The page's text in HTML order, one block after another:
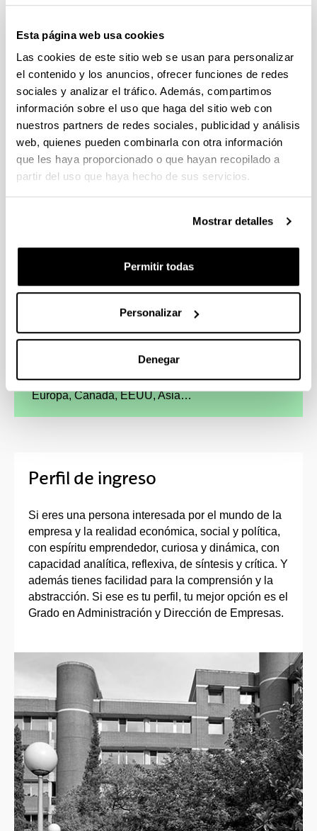
Esta página web usa cookies
Las cookies de este sitio web se usan para personalizar
el contenido y los anuncios, ofrecer funciones de redes
sociales y analizar el tráfico. Además, compartimos
información sobre el uso que haga del sitio web con
nuestros partners de redes sociales, publicidad y análisis
web, quienes pueden combinarla con otra información
que les haya proporcionado o que hayan recopilado a
partir del uso que haya hecho de sus servicios.
Mostrar detalles
Permitir todas
Personalizar
Denegar
4 razones para elegir este grado
empresas y en instituciones públicas y privadas
Tendrás hasta 6 itinerarios para poder
especializarte en el ámbito que más te interese
Prácticas externas en importantes
organizaciones e instituciones
Tendrás la oportunidad de completar tu
formación con estancias en universidades de
Europa, Canadá, EEUU, Asia…
Perfil de ingreso
Si eres una persona interesada por el mundo de la
empresa y la realidad económica, social y política,
con espíritu emprendedor, curiosa y dinámica, con
capacidad analítica, reflexiva, de síntesis y crítica. Y
además tienes facilidad para la comprensión y la
abstracción. Si ese es tu perfil, tu mejor opción es el
Grado en Administración y Dirección de Empresas.